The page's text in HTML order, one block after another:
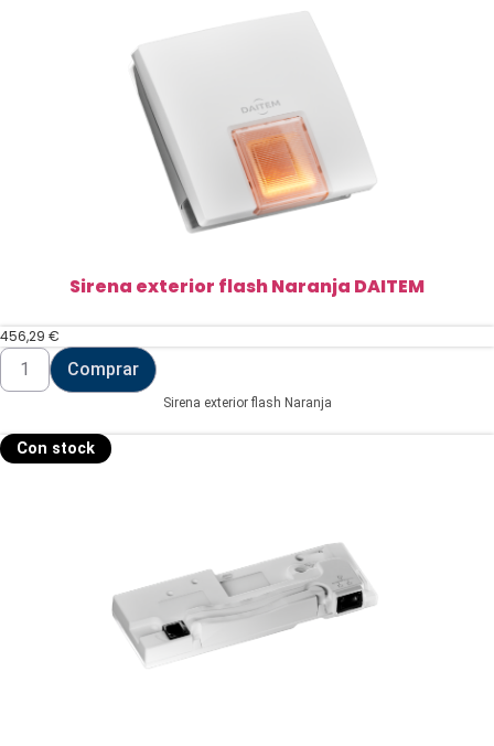
Sirena exterior flash Naranja DAITEM
456,29 €
Sirena
exterior
flash
cantidad
Comprar
Sirena exterior flash Naranja
Con stock